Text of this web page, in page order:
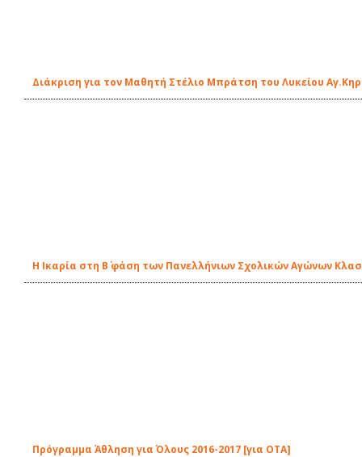
Διάκριση για τον Μαθητή Στέλιο Μπράτση του Λυκείου
Η Ικαρία στη Β΄ φάση των Πανελλήνιων Σχολικών Αγώνων
Πρόγραμμα Άθληση για Όλους 2016-2017 [για ΟΤΑ]